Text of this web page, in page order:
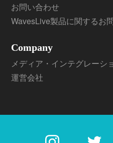
お問い合わせ
WavesLive製品に関するお
Company
メディア・インテグレーシ
運営会社